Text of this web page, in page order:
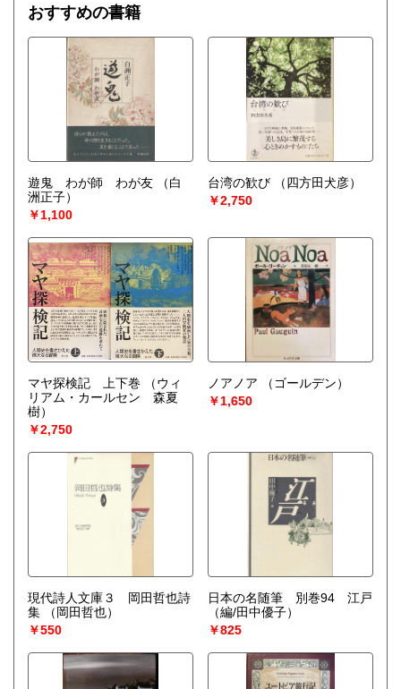
おすすめの書籍
遊鬼 わが師 わが友
（白
洲正子）
￥1,100
台湾の歓び
（四方田犬彦）
￥2,750
マヤ探検記 上下巻
（ウィ
リアム・カールセン 森夏
樹）
￥2,750
ノアノア
（ゴールデン）
￥1,650
現代詩人文庫３ 岡田哲也詩
集
（岡田哲也）
￥550
日本の名随筆 別巻94 江戸
（編/田中優子）
￥825